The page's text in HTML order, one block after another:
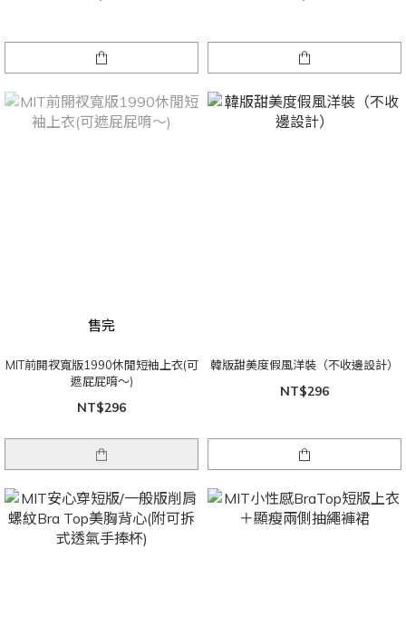
售完
MIT前開衩寬版1990休閒短袖上衣(可
遮屁屁唷～)
NT$296
韓版甜美度假風洋裝（不收邊設計）
NT$296